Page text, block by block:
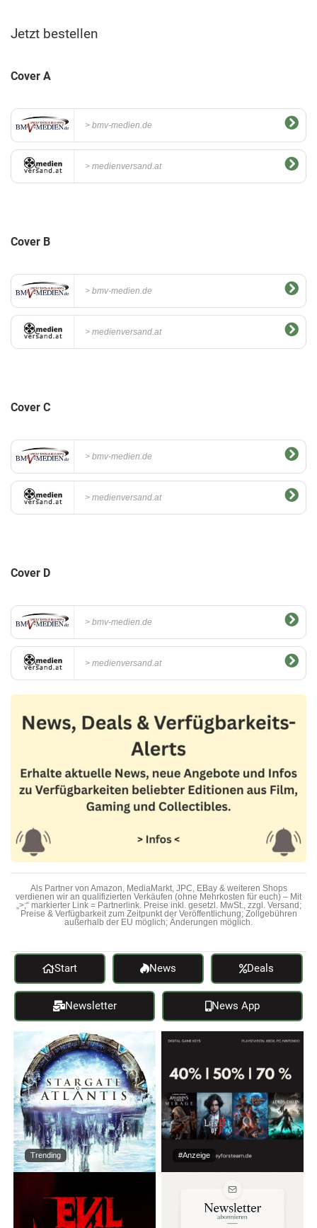
Jetzt bestellen
Cover A
bmv-medien.de
medienversand.at
Cover B
bmv-medien.de
medienversand.at
Cover C
bmv-medien.de
medienversand.at
Cover D
bmv-medien.de
medienversand.at
Als Partner von Amazon, MediaMarkt, JPC, EBay & weiteren Shops
verdienen wir an qualifizierten Verkäufen (ohne Mehrkosten für euch) – Mit
„>;“ markierter Link = Partnerlink. Preise inkl. gesetzl. MwSt., zzgl. Versand;
Preise & Verfügbarkeit zum Zeitpunkt der Veröffentlichung; Zollgebühren
außerhalb der EU möglich; Änderungen möglich.
Start News Deals
Newsletter News App
Trending #Anzeige